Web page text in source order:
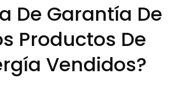
De Garantía De
Productos De
Vendidos?